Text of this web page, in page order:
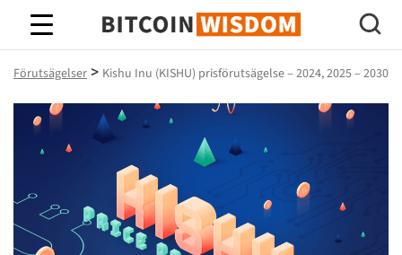
Bitcoin Wisdom
Förutsägelser > Kishu Inu (KISHU) prisförutsägelse – 2024, 2025 – 2030